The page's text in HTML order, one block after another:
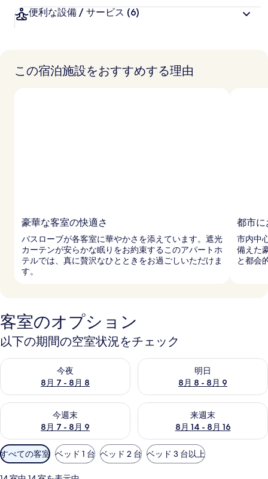
便利な設備 / サービス (6)
この宿泊施設をおすすめする理由
豪華な客室の快適さ
バスローブが各客室に華やかさを添えています。遮光
カーテンが安らかな眠りをお約束するこのアパートホ
テルでは、真に贅沢なひとときをお過ごしいただけま
す。
都市に
市内中
備えた
と都会
客室のオプション
以下の期間の空室状況をチェック
今夜
8月 7 - 8月 8
今夜 8月 7 - 8月 8 の空室状況をチェック
明日
8月 8 - 8月 9
明日 8月 8 - 8月 9 の空室状況
今週末
8月 7 - 8月 9
今週末 8月 7 - 8月 9 の空室状況をチェック
来週末
8月 14 - 8月 16
来週末 8月 14 - 8月 16 の空室
利
用
可
すべての客室 ベッド 1 台 ベッド 2 台 ベッド 3 台以上